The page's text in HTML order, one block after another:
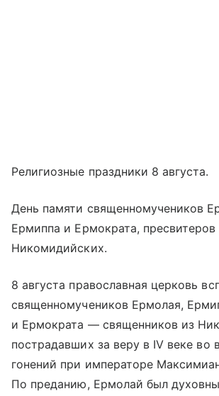
Религиозные праздники 8 августа.
День памяти священномучеников
Ермиппа и Ермократа, пресвитеров
Никомидийских.
8 августа православная церковь
священномучеников Ермолая,
и Ермократа — священников из
пострадавших за веру в IV веке во
гонений при императоре
По преданию, Ермолай был